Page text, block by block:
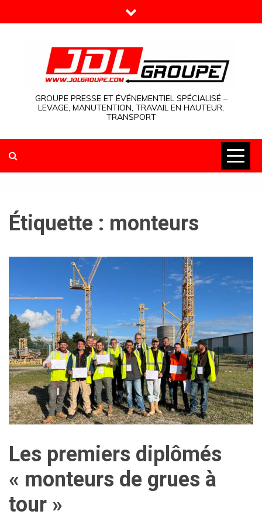
to
GROUPE PRESSE ET ÉVÉNEMENTIEL SPÉCIALISÉ –
LEVAGE, MANUTENTION, TRAVAIL EN HAUTEUR,
TRANSPORT
Étiquette : monteurs
Les premiers diplômés
« monteurs de grues à
tour »